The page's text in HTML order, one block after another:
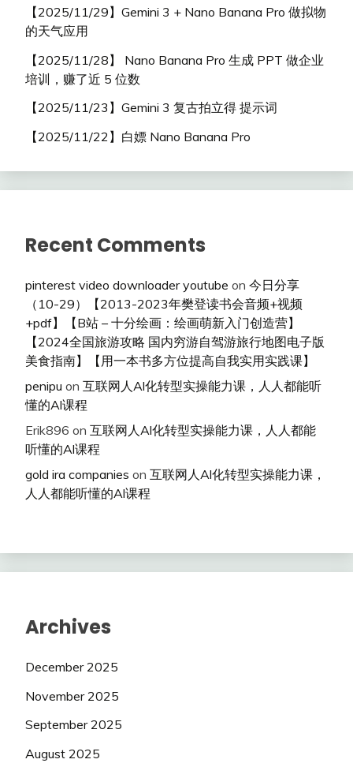
【2025/11/29】Gemini 3 + Nano Banana Pro 做拟物
的天气应用
【2025/11/28】 Nano Banana Pro 生成 PPT 做企业
培训，赚了近 5 位数
【2025/11/23】Gemini 3 复古拍立得 提示词
【2025/11/22】白嫖 Nano Banana Pro
Recent Comments
pinterest video downloader youtube on 今日分享
（10-29）【2013-2023年樊登读书会音频+视频
+pdf】【B站 – 十分绘画：绘画萌新入门创造营】
【2024全国旅游攻略 国内穷游自驾游旅行地图电子版
美食指南】【用一本书多方位提高自我实用实践课】
penipu on 互联网人Al化转型实操能力课，人人都能听
懂的Al课程
Erik896 on 互联网人Al化转型实操能力课，人人都能
听懂的Al课程
gold ira companies on 互联网人Al化转型实操能力课，
人人都能听懂的Al课程
Archives
December 2025
November 2025
September 2025
August 2025